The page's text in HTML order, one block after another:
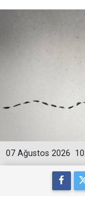
07 Ağustos 2026